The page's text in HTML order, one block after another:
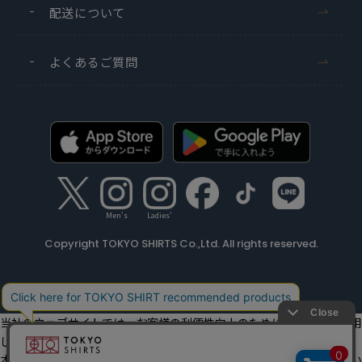
配送について
よくあるご質問
Men's Ladies'
Copyright TOKYO SHIRTS Co.,Ltd. All rights reserved.
当社のウェブサイトでは、お客様の利便性向上のためにクッキーを利用
しています。